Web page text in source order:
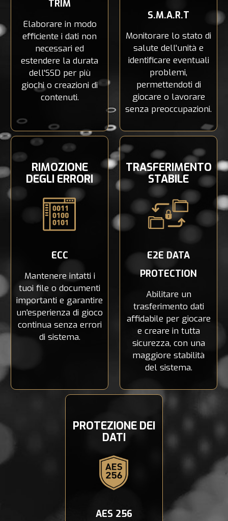
TRIM
Elaborare in modo
efficiente i dati non
necessari ed
estendere la durata
dell'SSD per più
giochi o creazioni di
contenuti.
S.M.A.R.T
Monitorare lo stato di
salute dell'unità e
identificare eventuali
problemi,
permettendoti di
giocare o lavorare
senza preoccupazioni.
RIMOZIONE
DEGLI ERRORI
ECC
Mantenere intatti i
tuoi file o documenti
importanti e garantire
un'esperienza di gioco
continua senza errori
di sistema.
TRASFERIMENTO
STABILE
E2E DATA
PROTECTION
Abilitare un
trasferimento dati
affidabile per giocare
e creare in tutta
sicurezza, con una
maggiore stabilità
del sistema.
PROTEZIONE DEI
DATI
AES 256